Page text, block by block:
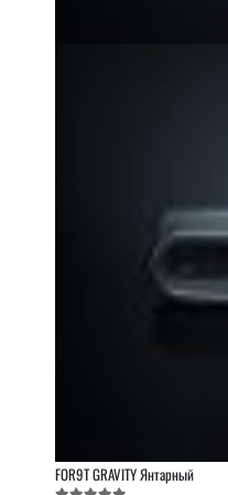
FOR9T GRAVITY Янтарный